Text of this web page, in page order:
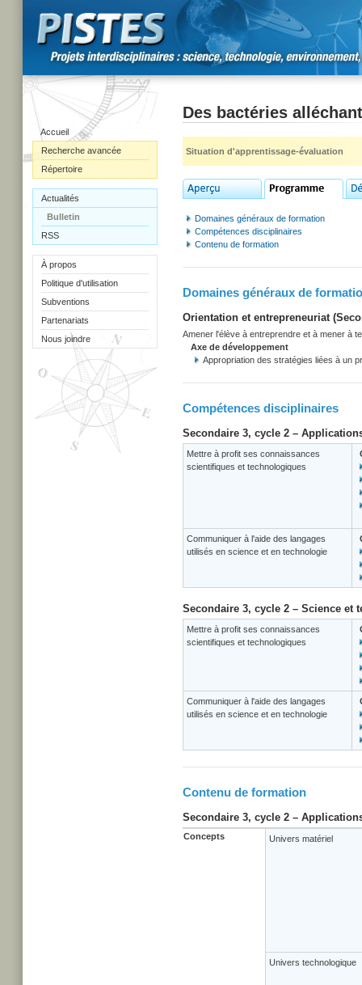
Accueil
Recherche avancée
Répertoire
Actualités
Bulletin
RSS
À propos
Politique d'utilisation
Subventions
Partenariats
Nous joindre
Des bactéries
Situation d'apprentissage-évaluation
Domaines généraux de formation
Compétences disciplinaires
Contenu de formation
Domaines généraux de
Orientation et entrepreneuriat
Amener l'élève à entreprendre et à mener à
Axe de développement
Appropriation des stratégies liées à un
Compétences disciplinaires
Secondaire 3, cycle 2 –
Mettre à profit ses connaissances
scientifiques et technologiques
Communiquer à l'aide des langages
utilisés en science et en technologie
Secondaire 3, cycle 2 – Science et
Mettre à profit ses connaissances
scientifiques et technologiques
Communiquer à l'aide des langages
utilisés en science et en technologie
Contenu de formation
Secondaire 3, cycle 2 –
Concepts Univers matériel
Univers technologique